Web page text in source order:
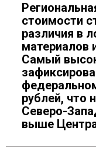
стоимости
различия в
материалов
Самый
рублей, что
Северо-
выше